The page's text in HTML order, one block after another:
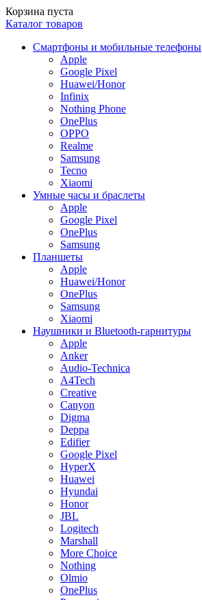
Корзина пуста
Каталог товаров
Смартфоны и мобильные телефоны
Apple
Google Pixel
Huawei/Honor
Infinix
Nothing Phone
OnePlus
OPPO
Realme
Samsung
Tecno
Xiaomi
Умные часы и браслеты
Apple
Google Pixel
OnePlus
Samsung
Планшеты
Apple
Huawei/Honor
OnePlus
Samsung
Xiaomi
Наушники и Bluetooth-гарнитуры
Apple
Anker
Audio-Technica
A4Tech
Creative
Canyon
Digma
Deppa
Edifier
Google Pixel
HyperX
Huawei
Hyundai
Honor
JBL
Logitech
Marshall
More Choice
Nothing
Olmio
OnePlus